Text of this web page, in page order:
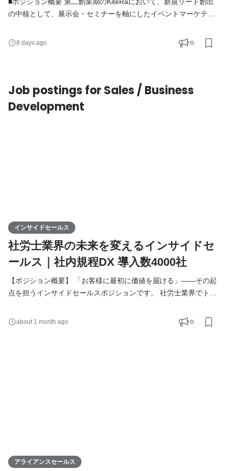
の中核として、展示会・セミナーを軸にしたイベントマーケティ
案・実行に留まらず、営業と密に連携しながらリード獲得に留ま
らず商談化・パイプライン創出までを一気通貫で担う専任担当と
8 days ago 0
Job postings for Sales / Business
Development
インサイドセールス
社労士業界の未来を変えるインサイドセ
ールス｜社内規程DX 導入数4000社
【ポジション概要】 「お客様に最初に価値を届ける」——その起
点を担うインサイドセールスポジションです。 社労士業界でトッ
した労務監査クラウド『ヨクスル』。成熟期と成長期、ステージ
の異なる2つのプロダクトを同時に届けられるのは、今のKiteRaな
about 1 month ago 0
アライアンスセールス